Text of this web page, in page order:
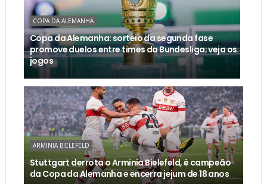
COPA DA ALEMANHA
Copa da Alemanha: sorteio da segunda fase
promove duelos entre times da Bundesliga; veja os
jogos
ARMINIA BIELEFELD
Stuttgart derrota o Arminia Bielefeld, é campeão
da Copa da Alemanha e encerra jejum de 18 anos